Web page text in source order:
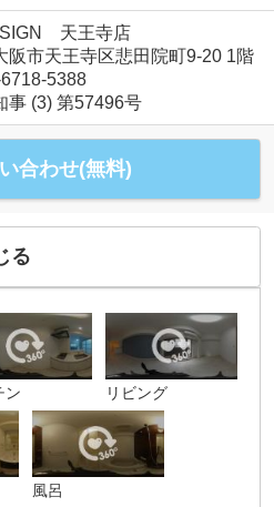
天王寺店
阪市天王寺区悲田院町9-20 1階
5388
事 (3) 第57496号
合わせ(無料)
る
ン リビング
風呂